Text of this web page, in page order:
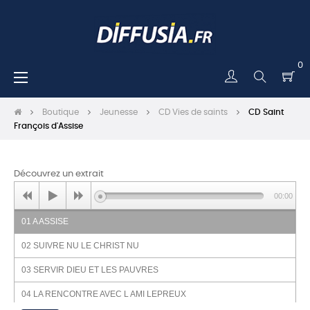
0
Basculer
☰
Boutique Jeunesse CD Vies de saints
CD Saint
François d'Assise
Découvrez un extrait
01 A ASSISE
02 SUIVRE NU LE CHRIST NU
03 SERVIR DIEU ET LES PAUVRES
04 LA RENCONTRE AVEC L AMI LEPREUX
00:00